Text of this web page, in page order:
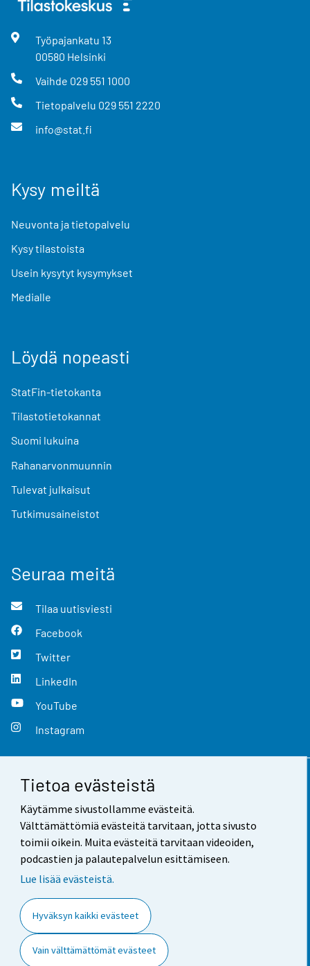
Tietoa evästeistä
Käytämme sivustollamme evästeitä.
Välttämättömiä evästeitä tarvitaan, jotta sivusto
toimii oikein. Muita evästeitä tarvitaan videoiden,
podcastien ja palautepalvelun esittämiseen.
Lue lisää evästeistä.
Hyväksyn kaikki evästeet
Vain välttämättömät evästeet
Työpajankatu 13
00580 Helsinki
Vaihde 029 551 1000
Tietopalvelu 029 551 2220
info@stat.fi
Kysy meiltä
Neuvonta ja tietopalvelu
Kysy tilastoista
Usein kysytyt kysymykset
Medialle
Löydä nopeasti
StatFin-tietokanta
Tilastotietokannat
Suomi lukuina
Rahanarvonmuunnin
Tulevat julkaisut
Tutkimusaineistot
Seuraa meitä
Tilaa uutisviesti
Facebook
Twitter
LinkedIn
YouTube
Instagram
Yhteystiedot
Palaute
Käyttöehdot
Saavutettavuus
Tietoa sivustosta
Evästeasetukset